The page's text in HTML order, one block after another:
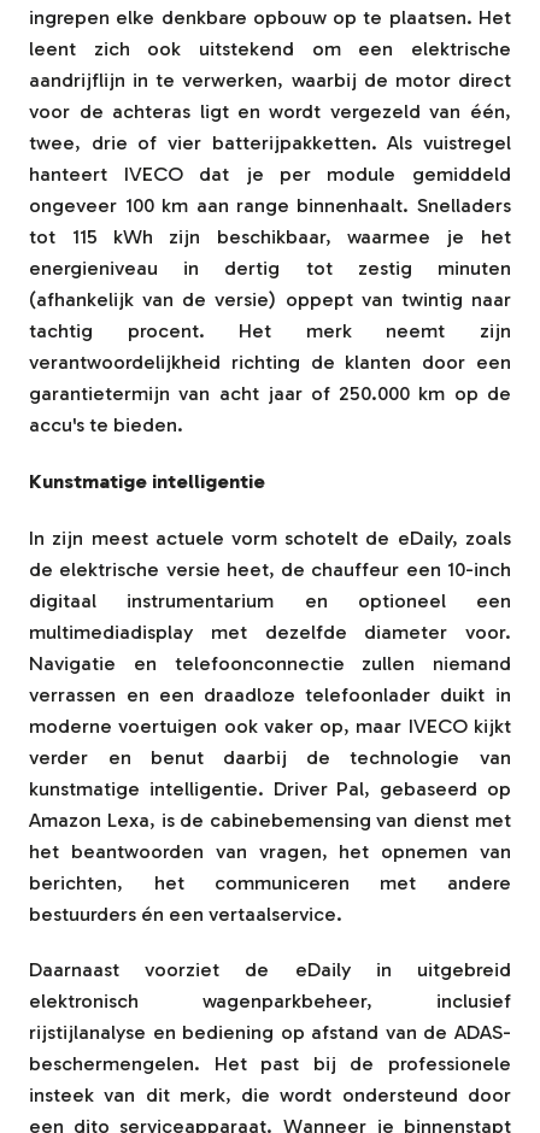
ingrepen elke denkbare opbouw op te plaatsen. Het
leent zich ook uitstekend om een elektrische
aandrijflijn in te verwerken, waarbij de motor direct
voor de achteras ligt en wordt vergezeld van één,
twee, drie of vier batterijpakketten. Als vuistregel
hanteert IVECO dat je per module gemiddeld
ongeveer 100 km aan range binnenhaalt. Snelladers
tot 115 kWh zijn beschikbaar, waarmee je het
energieniveau in dertig tot zestig minuten
(afhankelijk van de versie) oppept van twintig naar
tachtig procent. Het merk neemt zijn
verantwoordelijkheid richting de klanten door een
garantietermijn van acht jaar of 250.000 km op de
accu's te bieden.
Kunstmatige intelligentie
In zijn meest actuele vorm schotelt de eDaily, zoals
de elektrische versie heet, de chauffeur een 10-inch
digitaal instrumentarium en optioneel een
multimediadisplay met dezelfde diameter voor.
Navigatie en telefoonconnectie zullen niemand
verrassen en een draadloze telefoonlader duikt in
moderne voertuigen ook vaker op, maar IVECO kijkt
verder en benut daarbij de technologie van
kunstmatige intelligentie. Driver Pal, gebaseerd op
Amazon Lexa, is de cabinebemensing van dienst met
het beantwoorden van vragen, het opnemen van
berichten, het communiceren met andere
bestuurders én een vertaalservice.
Daarnaast voorziet de eDaily in uitgebreid
elektronisch wagenparkbeheer, inclusief
rijstijlanalyse en bediening op afstand van de ADAS-
beschermengelen. Het past bij de professionele
insteek van dit merk, die wordt ondersteund door
een dito serviceapparaat. Wanneer je binnenstapt